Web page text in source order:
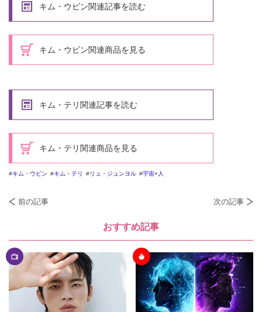
キム・ウビン関連記事を読む
キム・ウビン関連商品を見る
キム・テリ関連記事を読む
キム・テリ関連商品を見る
キム・ウビン キム・テリ リュ・ジュンヨル 宇宙+人
前の記事 次の記事
おすすめ記事